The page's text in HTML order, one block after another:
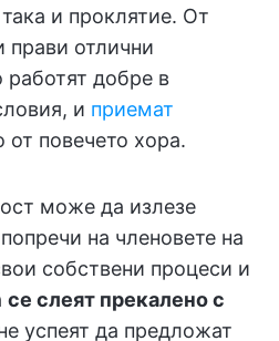
и проклятие. От
прави отлични
работят добре в
и приемат
от повечето хора.
може да излезе
на членовете на
собствени процеси и
се слеят прекалено с
успеят да предложат